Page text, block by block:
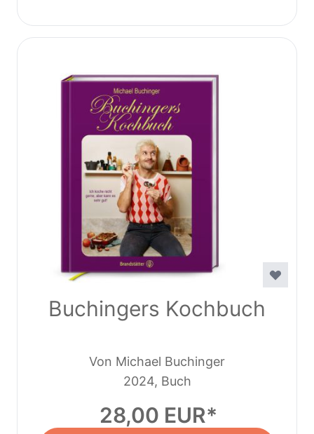
Buchingers Kochbuch
Von Michael Buchinger
2024, Buch
28,00 EUR